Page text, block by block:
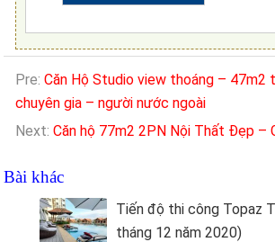
Pre:Căn Hộ Studio view thoáng – 47m2
chuyên gia – người nước ngoài
Next:Căn hộ 77m2 2PN Nội Thất Đẹp –
Bài khác
Tiến độ thi công Topaz
tháng 12 năm 2020)